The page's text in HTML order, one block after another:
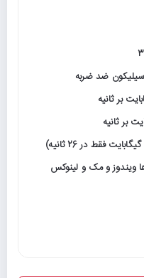
ضد ضربه
ویندوز و مک و لینوکس